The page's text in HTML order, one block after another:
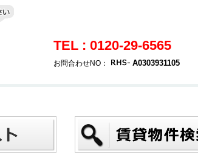
TEL : 0120-29-6565
お問合わせNO： A0303931105